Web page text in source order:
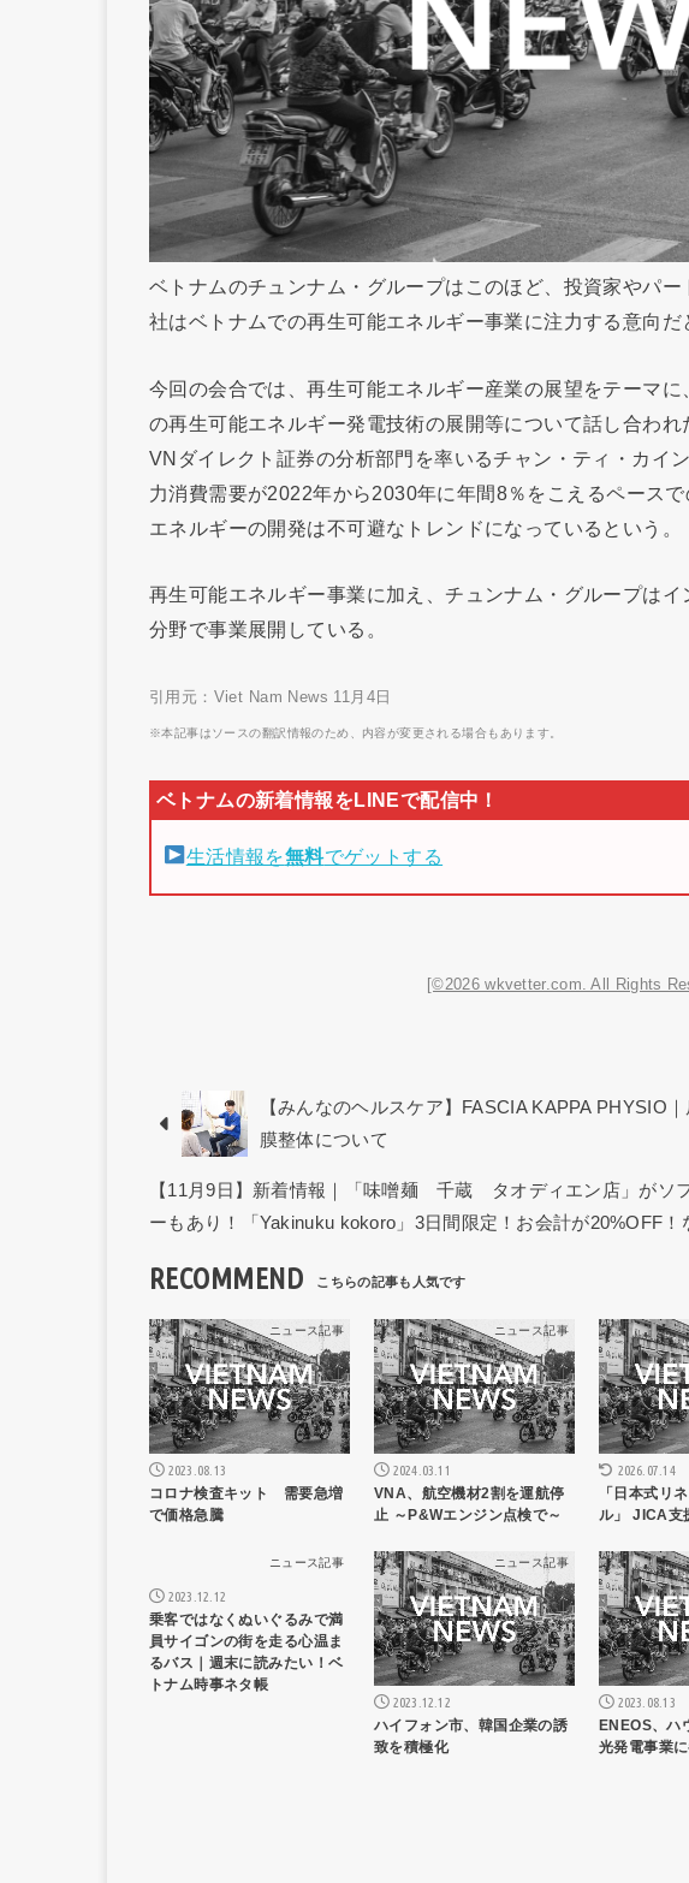
ベトナムのチュンナム・グループはこのほど、投資家やパ
社はベトナムでの再生可能エネルギー事業に注力する意向だ
今回の会合では、再生可能エネルギー産業の展望をテーマ
の再生可能エネルギー発電技術の展開等について話し合われ
VNダイレクト証券の分析部門を率いるチャン・ティ・カイ
力消費需要が2022年から2030年に年間8％をこえるペース
エネルギーの開発は不可避なトレンドになっているという。
再生可能エネルギー事業に加え、チュンナム・グループは
分野で事業展開している。
引用元：Viet Nam News 11月4日
※本記事はソースの翻訳情報のため、内容が変更される場合もあります。
生活情報を無料でゲットする
[©2026 wkvetter.com. All Rights
【みんなのヘルスケア】FASCIA KAPPA PHYSIO
膜整体について
【11月9日】新着情報｜「味噌麺 千蔵 タオディエン店」がソ
ーもあり！「Yakinuku kokoro」3日間限定！お会計が20%OFF！
RECOMMEND
ニュース記事
2023.08.13
コロナ検査キット 需要急増
で価格急騰
ニュース記事
2024.03.11
VNA、航空機材2割を運航停
止 ～P&Wエンジン点検で～
2026.07.14
「日本式リ
ル」 JICA支
ニュース記事
2023.12.12
乗客ではなくぬいぐるみで満
員サイゴンの街を走る心温ま
るバス｜週末に読みたい！ベ
トナム時事ネタ帳
ニュース記事
2023.12.12
ハイフォン市、韓国企業の誘
致を積極化
2023.08.13
ENEOS、ハ
光発電事業